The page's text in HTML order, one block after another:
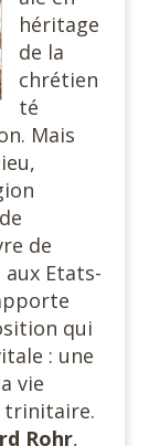
héritage
de la
chrétien
té
Mais
de
Etats-
qui
: une
vie
trinitaire.
Rohr,